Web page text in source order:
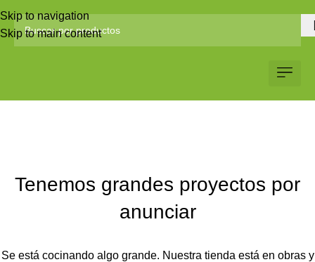
Skip to navigation
Skip to main content
Tenemos grandes proyectos por
anunciar
Se está cocinando algo grande. Nuestra tienda está en obras y